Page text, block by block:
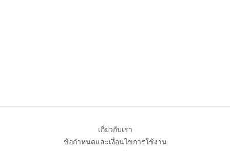
เกี่ยวกับเรา
ข้อกำหนดและเงื่อนไขการใช้งาน